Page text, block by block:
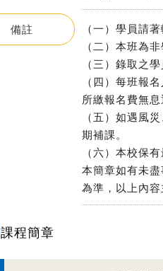
備註
（一）學員請
（二）本班為
（三）錄取之
（四）每班報
所繳報名費無息
（五）如遇風
期補課。
（六）本校保
本簡章如有未
為準，以上內
課程簡章